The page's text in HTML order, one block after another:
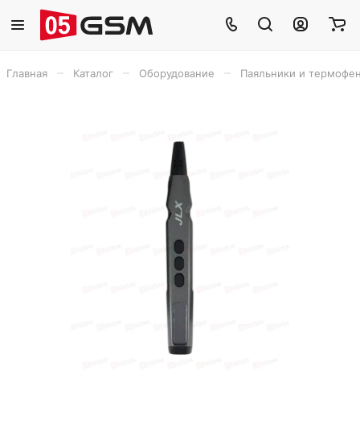
Главная Каталог Оборудование Паяльники и